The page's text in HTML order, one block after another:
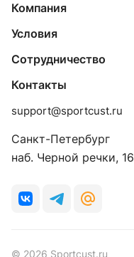
Компания
Условия
Сотрудничество
Контакты
support@sportcust.ru
Санкт-Петербург
наб. Черной речки, 16
© 2026 Sportcust.ru